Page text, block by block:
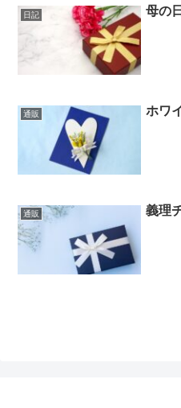
日記 母の
通販 ホワ
通販 義理